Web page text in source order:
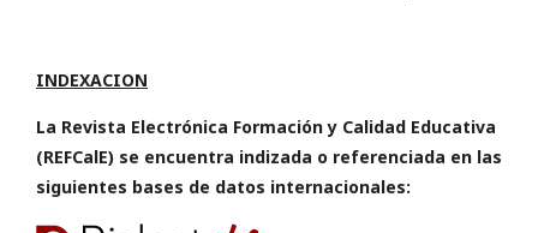
INDEXACION
La Revista Electrónica Formación y Calidad Educativa
(REFCalE) se encuentra indizada o referenciada en las
siguientes bases de datos internacionales: